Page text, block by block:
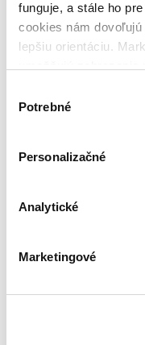
funguje, a stále ho
cookies nám
lepšiu orientáciu.
keby sme mohli
súhlasu
Potrebné
Personalizačné
Analytické
Marketingové